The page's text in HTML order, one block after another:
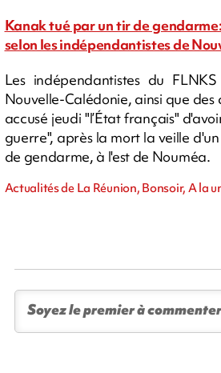
Kanak tué par un tir de
selon les indépendantistes de
Les indépendantistes du
Nouvelle-Calédonie, ainsi que des
accusé jeudi "l’État français"
guerre", après la mort la veille
de gendarme, à l'est de Nouméa.
Actualités de La Réunion, Bonsoir, A la